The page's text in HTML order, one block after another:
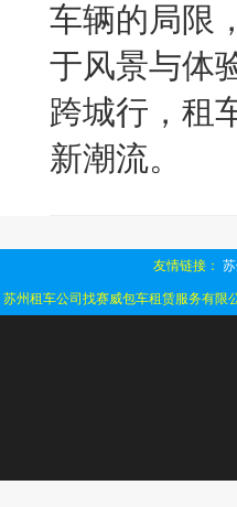
车辆的局限
于风景与体
跨城行，租
新潮流。
友情链接：
苏州租车公司找赛威包车租赁服务有限